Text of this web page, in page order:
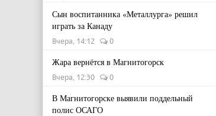
Сын воспитанника «Металлурга» решил
играть за Канаду
Вчера, 14:12 0
Жара вернётся в Магнитогорск
Вчера, 12:30 0
В Магнитогорске выявили поддельный
полис ОСАГО